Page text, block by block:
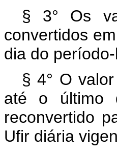
§ 3° Os
convertidos
dia do
§ 4° O
até o último
reconvertido
Ufir diária